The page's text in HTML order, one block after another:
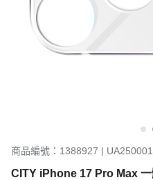
商品編號：1388927 |
CITY iPhone 17 Pro Max